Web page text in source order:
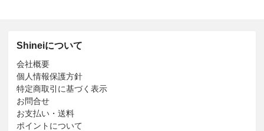
Shineiについて
会社概要
個人情報保護方針
特定商取引に基づく表示
お問合せ
お支払い・送料
ポイントについて